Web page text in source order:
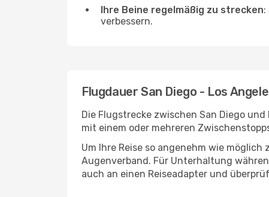
Ihre Beine regelmäßig zu strecken:
verbessern.
Flugdauer San Diego - Los
Die Flugstrecke zwischen San Diego
mit einem oder mehreren
Um Ihre Reise so angenehm wie
Augenverband. Für Unterhaltung
auch an einen Reiseadapter und